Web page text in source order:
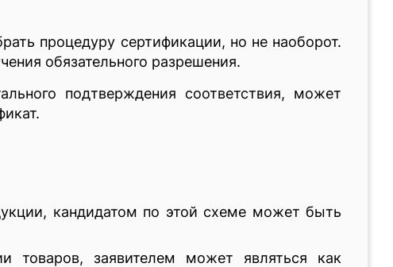
процедуру сертификации, но не наоборот.
обязательного разрешения.
подтверждения соответствия, может
кандидатом по этой схеме может быть
товаров, заявителем может являться как